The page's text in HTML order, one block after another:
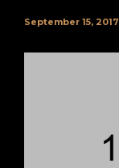
September 15, 2017